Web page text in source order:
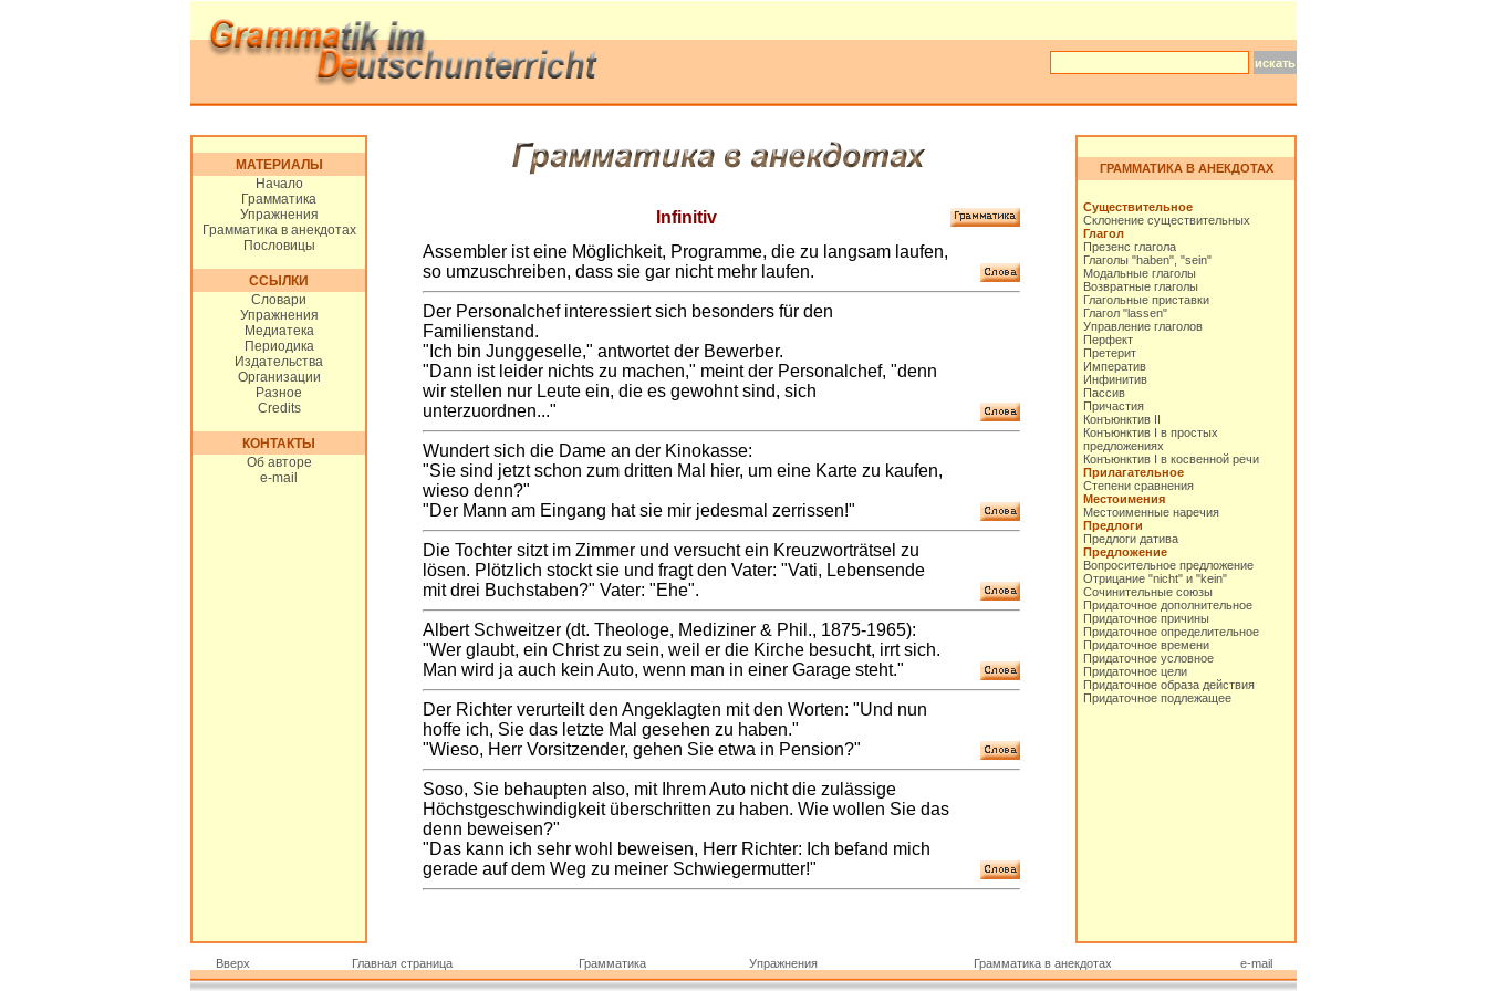
МАТЕРИАЛЫ
Начало
Грамматика
Упражнения
Грамматика в анекдотах
Пословицы
ССЫЛКИ
Словари
Упражнения
Медиатека
Периодика
Издательства
Организации
Разное
Credits
КОНТАКТЫ
Об авторе
e-mail
Infinitiv
Assembler ist eine Möglichkeit, Programme, die zu langsam laufen,
so umzuschreiben, dass sie gar nicht mehr laufen.
Der Personalchef interessiert sich besonders für den
Familienstand.
"Ich bin Junggeselle," antwortet der Bewerber.
"Dann ist leider nichts zu machen," meint der Personalchef, "denn
wir stellen nur Leute ein, die es gewohnt sind, sich
unterzuordnen..."
Wundert sich die Dame an der Kinokasse:
"Sie sind jetzt schon zum dritten Mal hier, um eine Karte zu kaufen,
wieso denn?"
"Der Mann am Eingang hat sie mir jedesmal zerrissen!"
Die Tochter sitzt im Zimmer und versucht ein Kreuzworträtsel zu
lösen. Plötzlich stockt sie und fragt den Vater: "Vati, Lebensende
mit drei Buchstaben?" Vater: "Ehe".
Albert Schweitzer (dt. Theologe, Mediziner & Phil., 1875-1965):
"Wer glaubt, ein Christ zu sein, weil er die Kirche besucht, irrt sich.
Man wird ja auch kein Auto, wenn man in einer Garage steht."
Der Richter verurteilt den Angeklagten mit den Worten: "Und nun
hoffe ich, Sie das letzte Mal gesehen zu haben."
"Wieso, Herr Vorsitzender, gehen Sie etwa in Pension?"
Soso, Sie behaupten also, mit Ihrem Auto nicht die zulässige
Höchstgeschwindigkeit überschritten zu haben. Wie wollen Sie das
denn beweisen?"
"Das kann ich sehr wohl beweisen, Herr Richter: Ich befand mich
gerade auf dem Weg zu meiner Schwiegermutter!"
ГРАММАТИКА В АНЕКДОТАХ
Существительное
Склонение существительных
Глагол
Презенс глагола
Глаголы "haben", "sein"
Модальные глаголы
Возвратные глаголы
Глагольные приставки
Глагол "lassen"
Управление глаголов
Перфект
Претерит
Императив
Инфинитив
Пассив
Причастия
Конъюнктив II
Конъюнктив I в простых
предложениях
Конъюнктив I в косвенной речи
Прилагательное
Степени сравнения
Местоимения
Местоименные наречия
Предлоги
Предлоги датива
Предложение
Вопросительное предложение
Отрицание "nicht" и "kein"
Сочинительные союзы
Придаточное дополнительное
Придаточное причины
Придаточное определительное
Придаточное времени
Придаточное условное
Придаточное цели
Придаточное образа действия
Придаточное подлежащее
Вверх Главная страница Грамматика Упражнения Грамматика в анекдотах e-mail